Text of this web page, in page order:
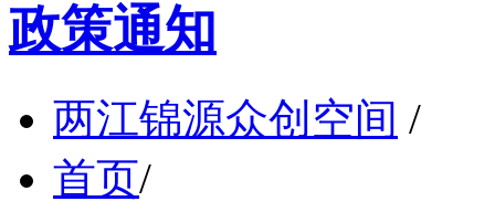
政策通知
两江锦源众创空间 /
首页/